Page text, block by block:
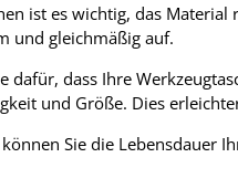
ist es wichtig, das
und gleichmäßig auf.
dafür, dass Ihre
und Größe. Dies
Sie die Lebensdauer